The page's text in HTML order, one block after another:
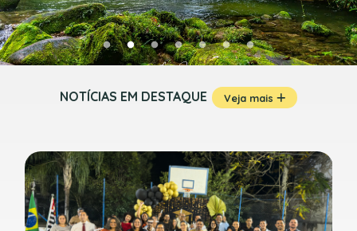
NOTÍCIAS EM DESTAQUE Veja mais